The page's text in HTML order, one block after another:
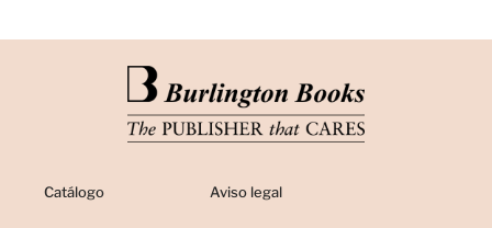
Catálogo Aviso legal